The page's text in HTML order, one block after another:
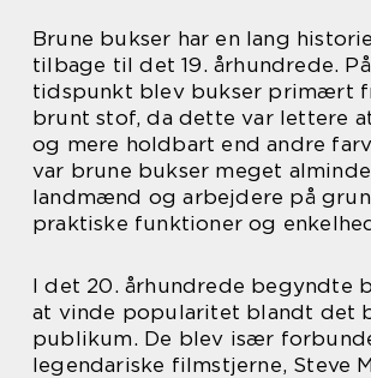
Brune bukser har en lang
tilbage til det 19. århundrede.
tidspunkt blev bukser primært
brunt stof, da dette var lettere
og mere holdbart end andre
var brune bukser meget
landmænd og arbejdere på
praktiske funktioner og
I det 20. århundrede begyndte
at vinde popularitet blandt det
publikum. De blev især
legendariske filmstjerne, Steve